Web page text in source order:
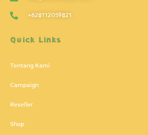
+628112059821
Quick Links
Tentang Kami
Campaign
Reseller
Shop